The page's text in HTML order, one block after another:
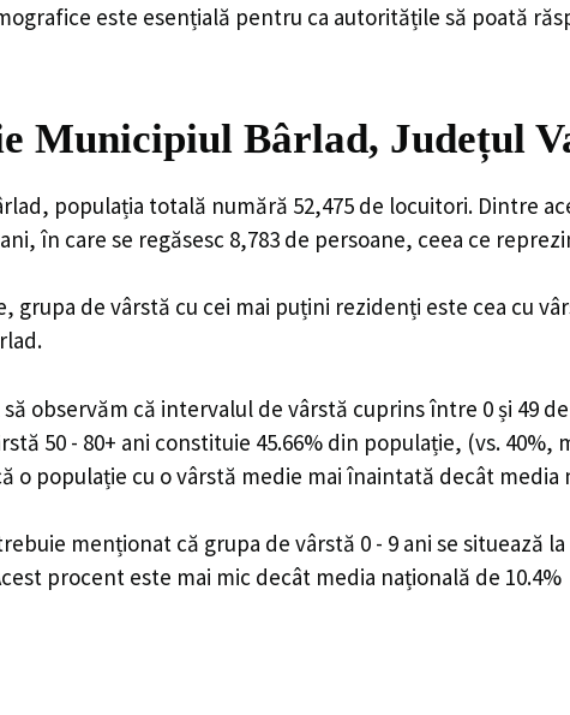
este esențială pentru ca autoritățile să poată
Municipiul Bârlad, Județul
populația totală numără 52,475 de locuitori. Dintre
în care se regăsesc 8,783 de persoane, ceea ce
grupa de vârstă cu cei mai puțini rezidenți este cea cu
observăm că intervalul de vârstă cuprins între 0 și 49
50 - 80+ ani constituie 45.66% din populație, (vs. 40%,
o populație cu o vârstă medie mai înaintată decât media
menționat că grupa de vârstă 0 - 9 ani se
procent este mai mic decât media națională de 10.4%